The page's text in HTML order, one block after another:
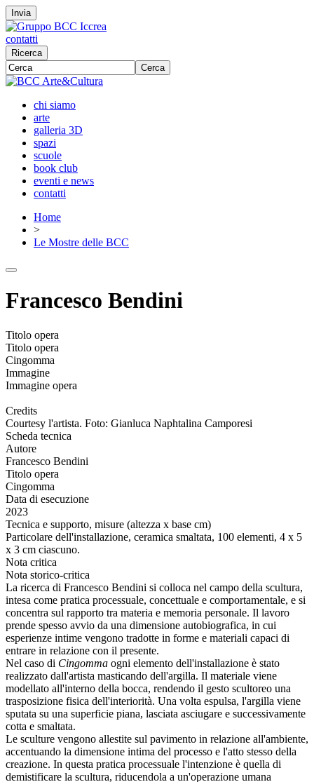
Invia
contatti
Ricerca
Cerca
chi siamo
arte
galleria 3D
spazi
scuole
book club
eventi e news
contatti
Home
>
Le Mostre delle BCC
Francesco Bendini
Titolo opera
Titolo opera
Cingomma
Immagine
Immagine opera
Credits
Courtesy l'artista. Foto: Gianluca Naphtalina Camporesi
Scheda tecnica
Autore
Francesco Bendini
Titolo opera
Cingomma
Data di esecuzione
2023
Tecnica e supporto, misure (altezza x base cm)
Particolare dell'installazione, ceramica smaltata, 100 elementi, 4 x 5
x 3 cm ciascuno.
Nota critica
Nota storico-critica
La ricerca di Francesco Bendini si colloca nel campo della scultura,
intesa come pratica processuale, concettuale e comportamentale, e si
concentra sul rapporto tra materia e memoria personale. Il lavoro
prende spesso avvio da una dimensione autobiografica, in cui
esperienze intime vengono tradotte in forme e materiali capaci di
entrare in relazione con il presente.
Nel caso di Cingomma ogni elemento dell'installazione è stato
realizzato dall'artista masticando dell'argilla. Il materiale viene
modellato all'interno della bocca, rendendo il gesto scultoreo una
trasposizione fisica dell'interiorità. Una volta espulsa, l'argilla viene
sputata su una superficie piana, lasciata asciugare e successivamente
cotta e smaltata.
Le sculture vengono allestite sul pavimento in relazione all'ambiente,
accentuando la dimensione intima del processo e l'atto stesso della
creazione. In questa pratica processuale l'intenzione è quella di
demistificare la scultura, riducendola a un'operazione umana